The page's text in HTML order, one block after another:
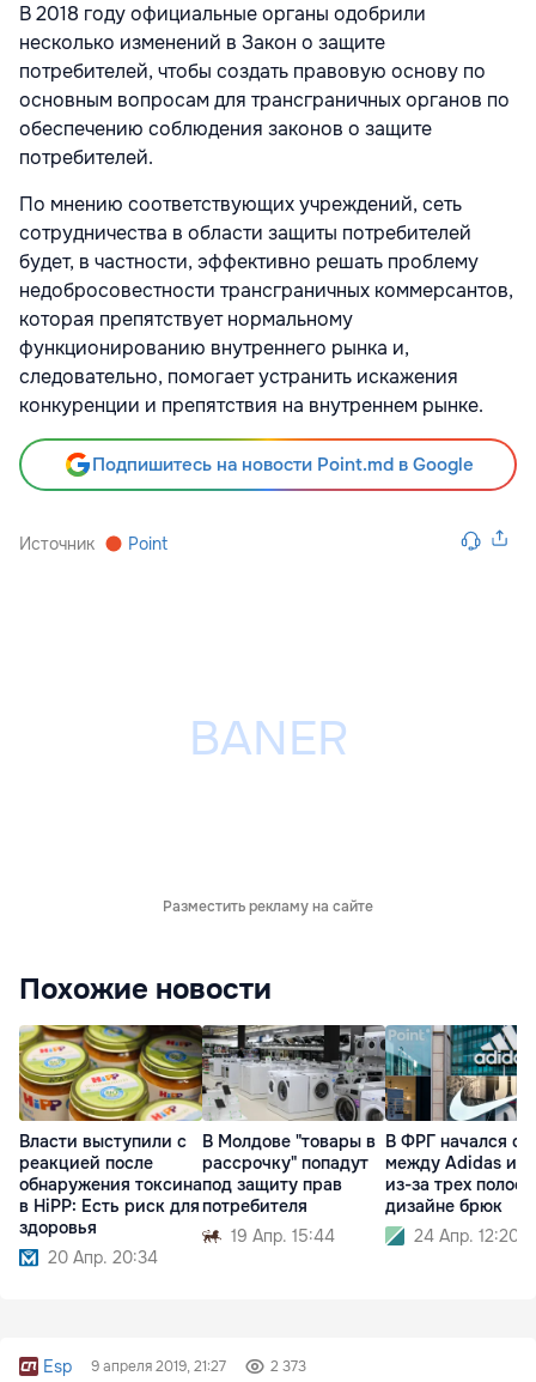
В 2018 году официальные органы одобрили
несколько изменений в Закон о защите
потребителей, чтобы создать правовую основу по
основным вопросам для трансграничных органов по
обеспечению соблюдения законов о защите
потребителей.
По мнению соответствующих учреждений, сеть
сотрудничества в области защиты потребителей
будет, в частности, эффективно решать проблему
недобросовестности трансграничных коммерсантов,
которая препятствует нормальному
функционированию внутреннего рынка и,
следовательно, помогает устранить искажения
конкуренции и препятствия на внутреннем рынке.
Подпишитесь на новости Point.md в Google
Источник Point
Разместить рекламу на сайте
Похожие новости
Власти выступили с
реакцией после
обнаружения токсина
в HiPP: Есть риск для
здоровья
20 Апр. 20:34
В Молдове "товары в
рассрочку" попадут
под защиту прав
потребителя
19 Апр. 15:44
В ФРГ начался
между Adidas и
из-за трех
дизайне брюк
24 Апр. 12:20
Esp 9 апреля 2019, 21:27 2 373